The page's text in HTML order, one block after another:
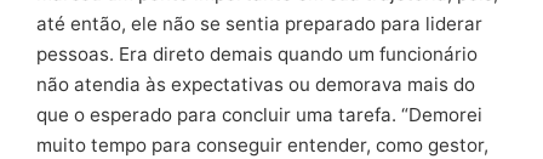
até então, ele não se sentia preparado para liderar
pessoas. Era direto demais quando um funcionário
não atendia às expectativas ou demorava mais do
que o esperado para concluir uma tarefa. “Demorei
muito tempo para conseguir entender, como gestor,